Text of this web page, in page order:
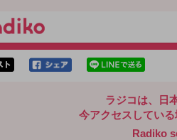
ラジコは、日
今アクセスしている
Radiko